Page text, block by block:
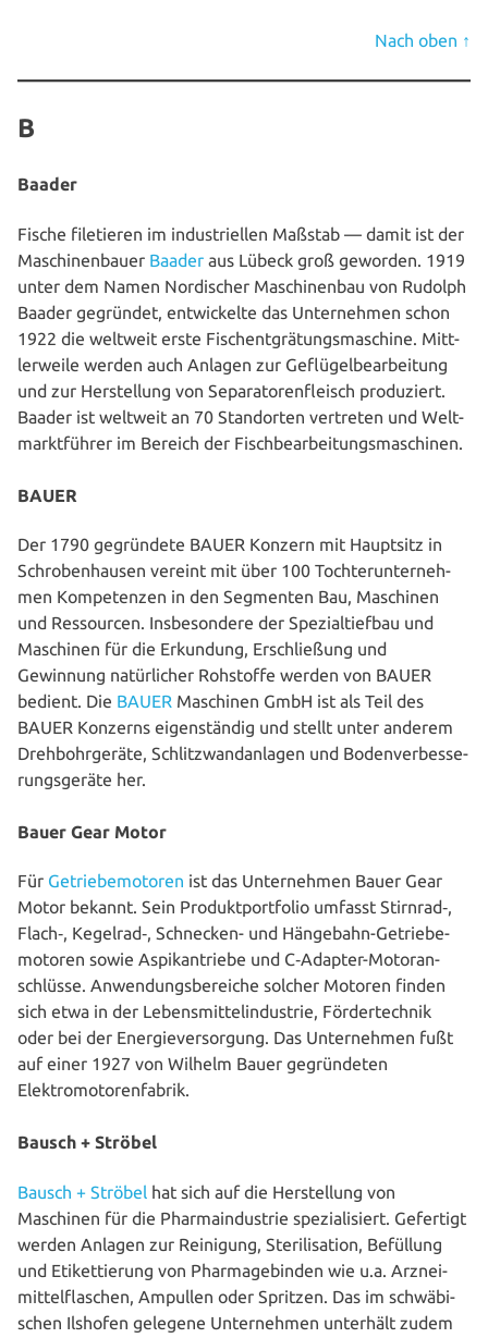
Nach oben ↑
B
Baader
Fische file­tie­ren im indus­tri­el­len Maßstab — damit ist der
Maschi­nen­bau­er Baader aus Lübeck groß geworden. 1919
unter dem Namen Nor­di­scher Maschi­nen­bau von Rudolph
Baader gegründet, ent­wi­ckel­te das Unter­neh­men schon
1922 die weltweit erste Fischent­grä­tungs­ma­schi­ne. Mitt­
ler­wei­le werden auch Anlagen zur Geflü­gel­be­ar­bei­tung
und zur Her­stel­lung von Sepa­ra­to­ren­fleisch pro­du­ziert.
Baader ist weltweit an 70 Stand­or­ten vertreten und Welt­
markt­füh­rer im Bereich der Fischbearbeitungsmaschinen.
BAUER
Der 1790 gegrün­de­te BAUER Konzern mit Hauptsitz in
Schro­ben­hau­sen vereint mit über 100 Toch­ter­un­ter­neh­
men Kom­pe­ten­zen in den Segmenten Bau, Maschinen
und Res­sour­cen. Ins­be­son­de­re der Spe­zi­al­tief­bau und
Maschinen für die Erkundung, Erschlie­ßung und
Gewinnung natür­li­cher Rohstoffe werden von BAUER
bedient. Die BAUER Maschinen GmbH ist als Teil des
BAUER Konzerns eigen­stän­dig und stellt unter anderem
Dreh­bohr­ge­rä­te, Schlitz­wand­an­la­gen und Boden­ver­bes­se­
rungs­ge­rä­te her.
Bauer Gear Motor
Für Getrie­be­mo­to­ren ist das Unter­neh­men Bauer Gear
Motor bekannt. Sein Pro­dukt­port­fo­lio umfasst Stirnrad‑,
Flach‑, Kegelrad‑, Schnecken- und Hängebahn-Getrie­be­
mo­to­ren sowie Aspik­an­trie­be und C‑Adapter-Motor­an­
schlüs­se. Anwen­dungs­be­rei­che solcher Motoren finden
sich etwa in der Lebens­mit­tel­in­dus­trie, För­der­tech­nik
oder bei der Ener­gie­ver­sor­gung. Das Unter­neh­men fußt
auf einer 1927 von Wilhelm Bauer gegrün­de­ten
Elektromotorenfabrik.
Bausch + Ströbel
Bausch + Ströbel hat sich auf die Her­stel­lung von
Maschinen für die Phar­ma­in­dus­trie spe­zia­li­siert. Gefertigt
werden Anlagen zur Reinigung, Ste­ri­li­sa­ti­on, Befüllung
und Eti­ket­tie­rung von Phar­mage­bin­den wie u.a. Arz­nei­
mit­tel­fla­schen, Ampullen oder Spritzen. Das im schwä­bi­
schen Ilshofen gelegene Unter­neh­men unterhält zudem